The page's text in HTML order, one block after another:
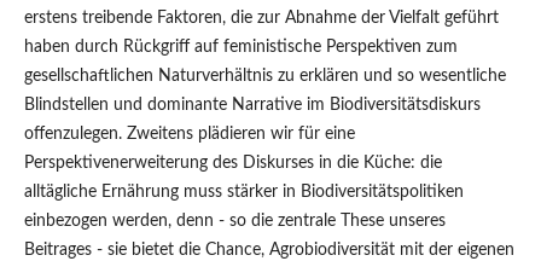
erstens treibende Faktoren, die zur Abnahme der Vielfalt geführt
haben durch Rückgriff auf feministische Perspektiven zum
gesellschaftlichen Naturverhältnis zu erklären und so wesentliche
Blindstellen und dominante Narrative im Biodiversitätsdiskurs
offenzulegen. Zweitens plädieren wir für eine
Perspektivenerweiterung des Diskurses in die Küche: die
alltägliche Ernährung muss stärker in Biodiversitätspolitiken
einbezogen werden, denn - so die zentrale These unseres
Beitrages - sie bietet die Chance, Agrobiodiversität mit der eigenen